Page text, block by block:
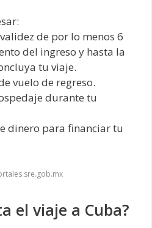
de por lo menos 6
del ingreso y hasta la
tu viaje.
vuelo de regreso.
durante tu
dinero para financiar tu
el viaje a Cuba?